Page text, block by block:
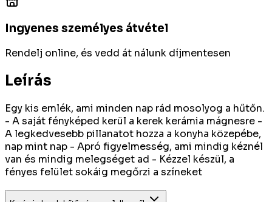
Ingyenes személyes átvétel
Rendelj online, és vedd át nálunk díjmentesen
Leírás
Egy kis emlék, ami minden nap rád mosolyog a hűtőn.
- A saját fényképed kerül a kerek kerámia mágnesre -
A legkedvesebb pillanatot hozza a konyha közepébe,
nap mint nap - Apró figyelmesség, ami mindig kéznél
van és mindig melegséget ad - Kézzel készül, a
fényes felület sokáig megőrzi a színeket